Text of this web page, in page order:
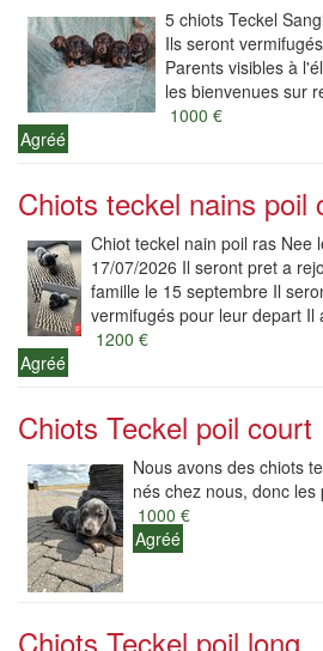
5 chiots Teckel
Ils seront
Parents visibles à
les bienvenues sur
1000 €
Agréé
Chiots teckel nains poil
Chiot teckel nain poil ras Nee
17/07/2026 Il seront pret a
famille le 15 septembre Il
vermifugés pour leur depart Il
1200 €
Agréé
Chiots Teckel poil court
Nous avons des chiots
nés chez nous, donc
1000 €
Agréé
Chiots Teckel poil long